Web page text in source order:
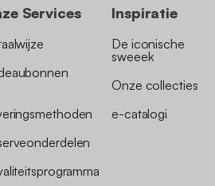
Services Inspiratie
De iconische
sweeek
Onze collecties
e-catalogi